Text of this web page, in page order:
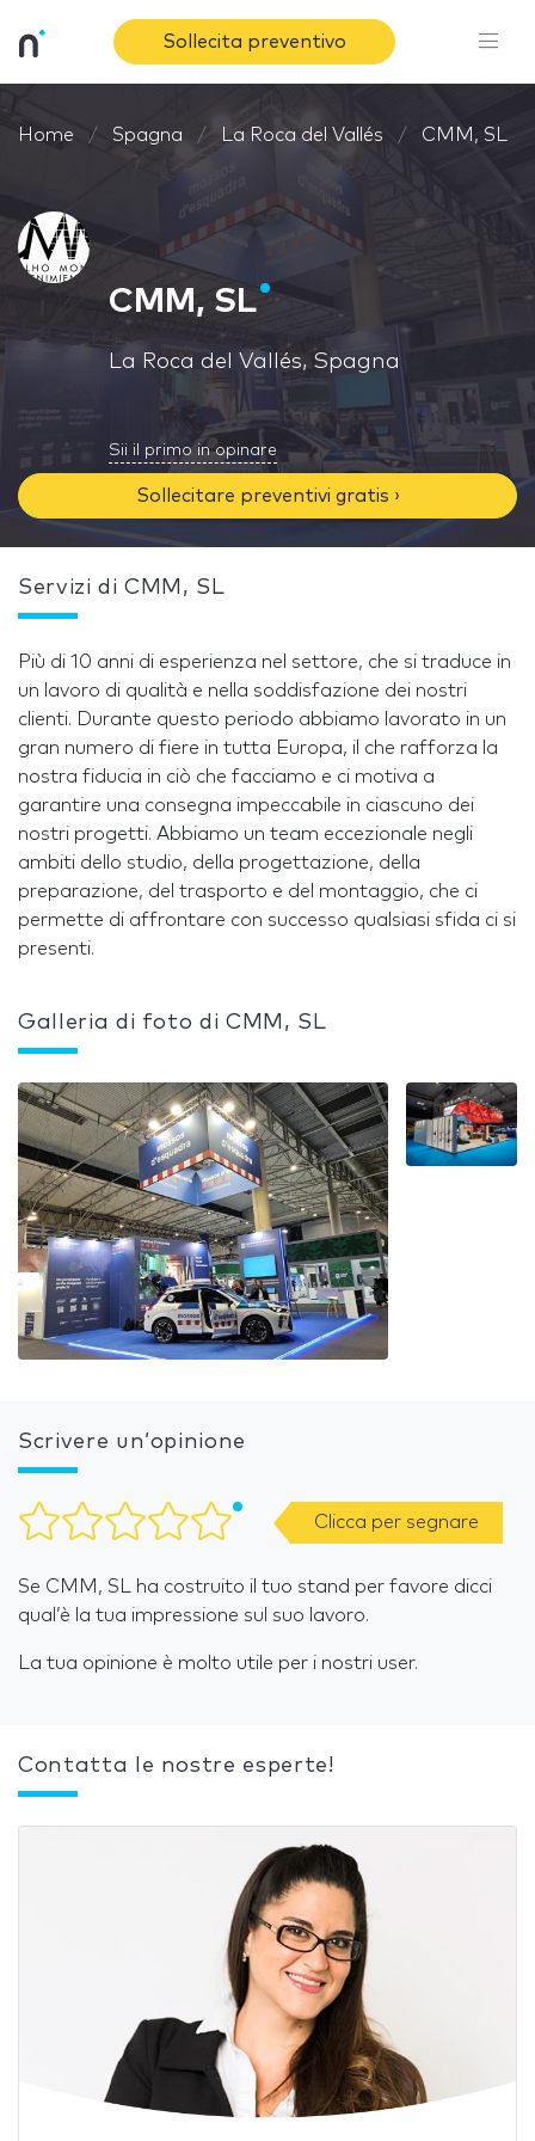
Sollecita preventivo
Home Spagna La Roca del Vallés CMM, SL
CMM, SL
La Roca del Vallés, Spagna
Sii il primo in opinare
Sollecitare preventivi gratis ›
Servizi di CMM, SL
Più di 10 anni di esperienza nel settore, che si traduce in
un lavoro di qualità e nella soddisfazione dei nostri
clienti. Durante questo periodo abbiamo lavorato in un
gran numero di fiere in tutta Europa, il che rafforza la
nostra fiducia in ciò che facciamo e ci motiva a
garantire una consegna impeccabile in ciascuno dei
nostri progetti. Abbiamo un team eccezionale negli
ambiti dello studio, della progettazione, della
preparazione, del trasporto e del montaggio, che ci
permette di affrontare con successo qualsiasi sfida ci si
presenti.
Galleria di foto di CMM, SL
Scrivere un’opinione
Clicca per segnare
Se CMM, SL ha costruito il tuo stand per favore dicci
qual’è la tua impressione sul suo lavoro.
La tua opinione è molto utile per i nostri user.
Contatta le nostre esperte!